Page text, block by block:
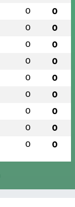
0 0
0 0
0 0
0 0
0 0
0 0
0 0
0 0
0 0